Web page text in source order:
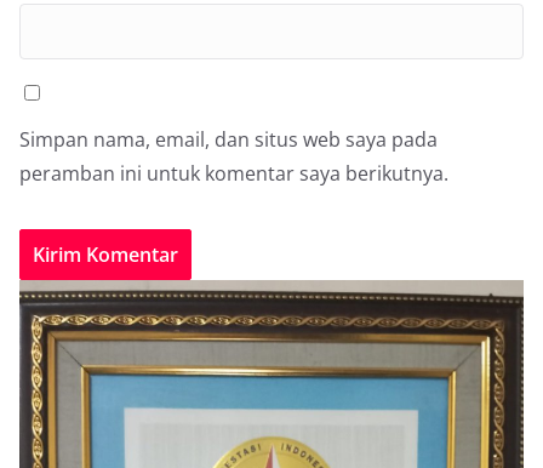
Simpan nama, email, dan situs web saya pada
peramban ini untuk komentar saya berikutnya.